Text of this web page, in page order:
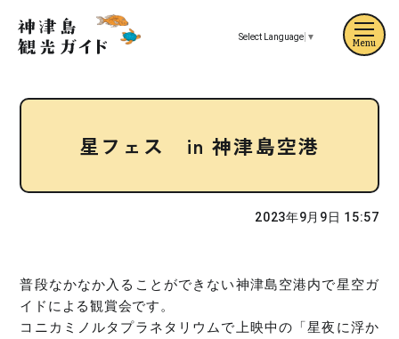
Select Language ▼
星フェス in 神津島空港
2023年9月9日 15:57
普段なかなか入ることができない神津島空港内で星空ガ
イドによる観賞会です。
コニカミノルタプラネタリウムで上映中の「星夜に浮か
Menu